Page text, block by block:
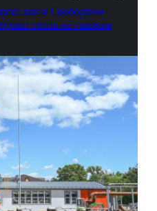
как в Свободном
тепла на газовом